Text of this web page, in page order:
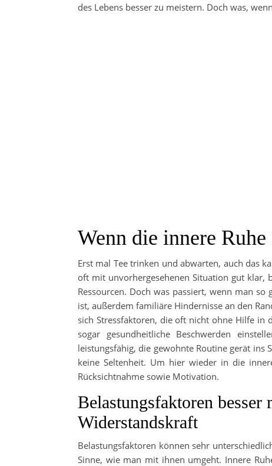
des Lebens besser zu meistern. Doch was,
Wenn die innere
Erst mal Tee trinken und abwarten, auch das
oft mit unvorhergesehenen Situation gut klar,
Ressourcen. Doch was passiert, wenn man
ist, außerdem familiäre Hindernisse an den
sich Stressfaktoren, die oft nicht ohne Hilfe in
sogar gesundheitliche Beschwerden
leistungsfähig, die gewohnte Routine gerät ins
keine Seltenheit. Um hier wieder in die
Rücksichtnahme sowie Motivation.
Belastungsfaktoren
Widerstandskraft
Belastungsfaktoren können sehr
Sinne, wie man mit ihnen umgeht. Innere